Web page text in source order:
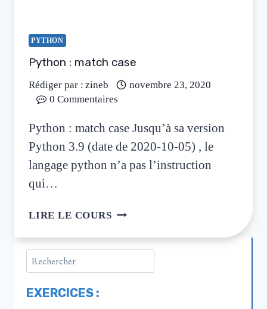
PYTHON
Python : match case
Rédiger par : zineb
novembre 23, 2020
0 Commentaires
Python : match case Jusqu’à sa version
Python 3.9 (date de 2020-10-05) , le
langage python n’a pas l’instruction
qui…
LIRE LE COURS
EXERCICES :